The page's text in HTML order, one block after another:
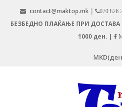
content
contact@maktop.mk | 070 826
БЕЗБЕДНО ПЛАЌАЊЕ ПРИ
1000 ден. |